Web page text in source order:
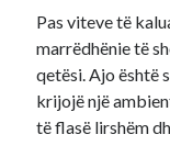
Pas viteve të
marrëdhënie të
qetësi. Ajo është
krijojë një
të flasë lirshëm